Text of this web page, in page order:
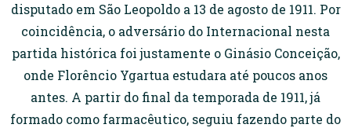
disputado em São Leopoldo a 13 de agosto de 1911. Por
coincidência, o adversário do Internacional nesta
partida histórica foi justamente o Ginásio Conceição,
onde Florêncio Ygartua estudara até poucos anos
antes. A partir do final da temporada de 1911, já
formado como farmacêutico, seguiu fazendo parte do